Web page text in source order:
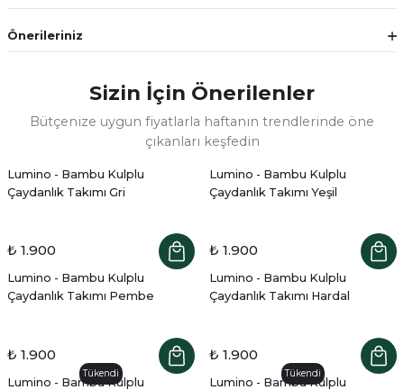
Önerileriniz
Sizin İçin Önerilenler
Bütçenize uygun fiyatlarla haftanın trendlerinde öne
çıkanları keşfedin
Lumino - Bambu Kulplu
Çaydanlık Takımı Gri
₺ 1.900
Lumino - Bambu Kulplu
Çaydanlık Takımı Yeşil
₺ 1.900
Lumino - Bambu Kulplu
Çaydanlık Takımı Pembe
₺ 1.900
Lumino - Bambu Kulplu
Çaydanlık Takımı Hardal
₺ 1.900
Tükendi
Lumino - Bambu Kulplu
Tükendi
Lumino - Bambu Kulplu